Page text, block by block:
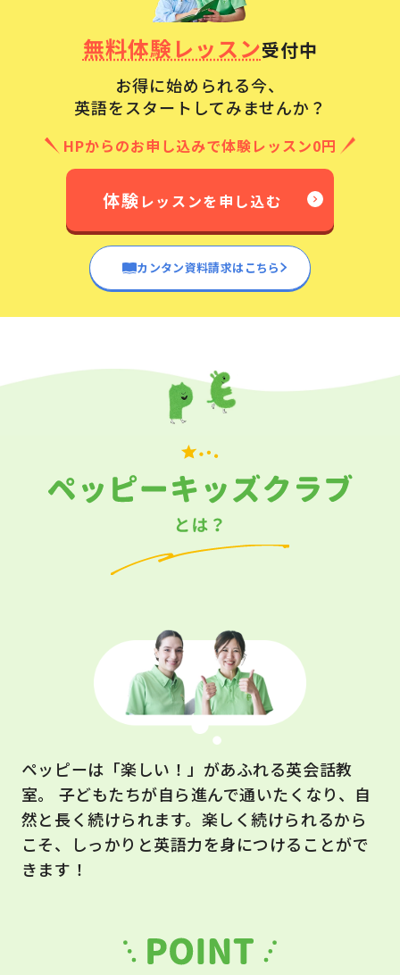
無料体験レッスン受付中
お得に始められる今、
英語をスタートしてみませんか？
HPからのお申し込みで体験レッスン0円
体験 レッスンを申し込む
カンタン資料請求はこちら
ペッピーは「楽しい！」があふれる英会話教
室。 子どもたちが自ら進んで通いたくなり、自
然と長く続けられます。楽しく続けられるから
こそ、しっかりと英語力を身につけることがで
きます！